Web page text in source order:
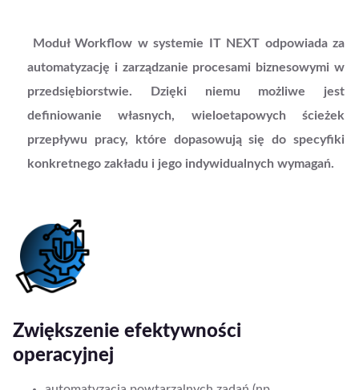
Moduł Workflow w systemie IT NEXT odpowiada za
automatyzację i zarządzanie procesami biznesowymi w
przedsiębiorstwie. Dzięki niemu możliwe jest
definiowanie własnych, wieloetapowych ścieżek
przepływu pracy, które dopasowują się do specyfiki
konkretnego zakładu i jego indywidualnych wymagań.
Zwiększenie efektywności
operacyjnej